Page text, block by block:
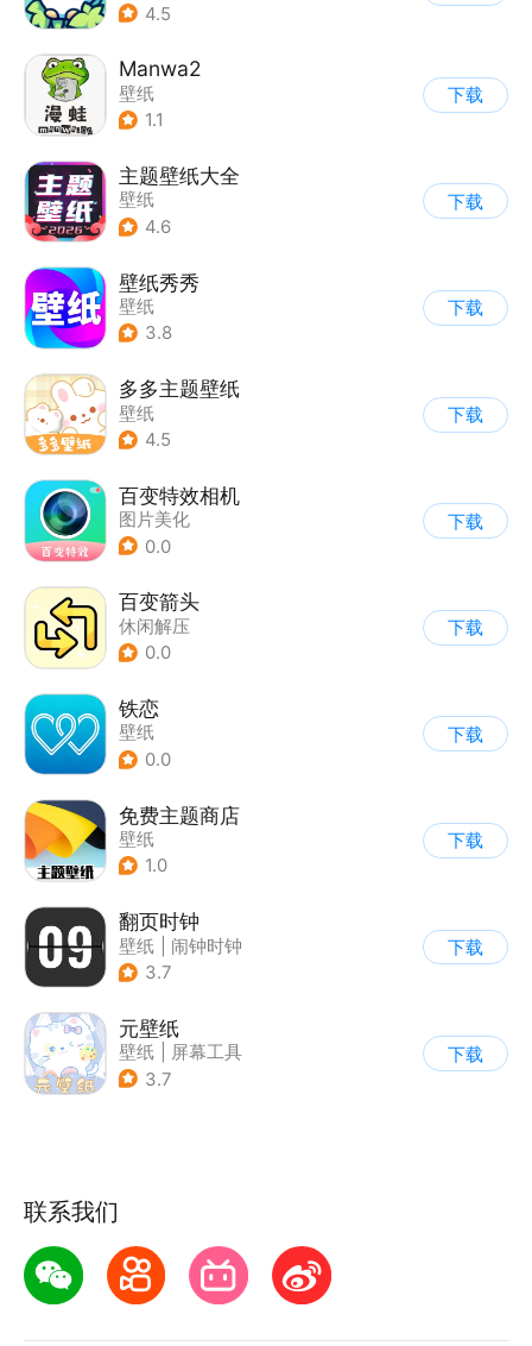
4.5
Manwa2
壁纸
1.1
下载
主题壁纸大全
壁纸
4.6
下载
壁纸秀秀
壁纸
3.8
下载
多多主题壁纸
壁纸
4.5
下载
百变特效相机
图片美化
0.0
下载
百变箭头
休闲解压
0.0
下载
铁恋
壁纸
0.0
下载
免费主题商店
壁纸
1.0
下载
翻页时钟
壁纸
闹钟时钟
3.7
下载
元壁纸
壁纸
屏幕工具
3.7
下载
联系我们